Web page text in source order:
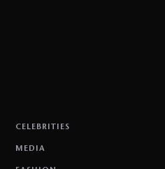
CELEBRITIES
MEDIA